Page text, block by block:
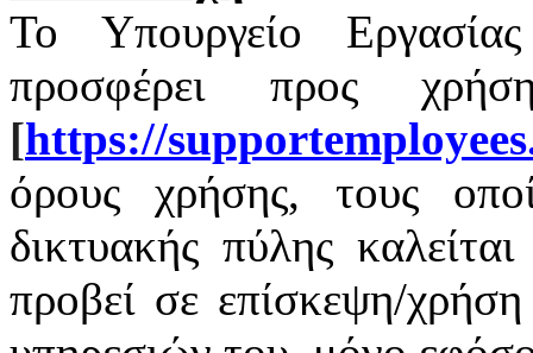
Το Υπουργείο
προσφέρει προς
[https://supportemployees
όρους χρήσης, τους
δικτυακής πύλης
προβεί σε επίσκεψη/